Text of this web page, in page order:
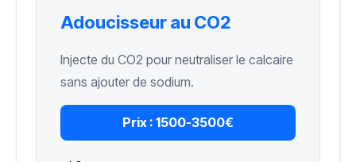
Adoucisseur au CO2
Injecte du CO2 pour neutraliser le calcaire
sans ajouter de sodium.
Prix : 1500-3500€